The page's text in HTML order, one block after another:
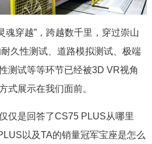
魂穿越”，跨越数千里，穿过崇山
久性测试、道路模拟测试、极端
测试等等环节已经被3D VR视角
式展示在我们面前。
仅是回答了CS75 PLUS从哪里
以及TA的销量冠军宝座是怎么